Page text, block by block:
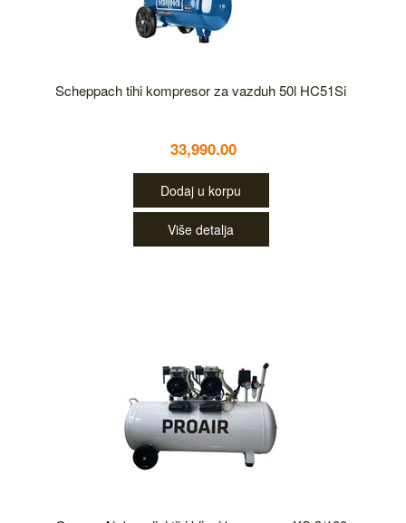
Scheppach tihi kompresor za vazduh 50l HC51Si
33,990.00
Dodaj u korpu
Više detalja